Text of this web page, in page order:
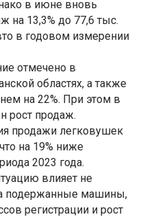
в июне вновь
на 13,3% до 77,6 тыс.
в годовом измерении
отмечено в
областях, а также
на 22%. При этом в
рост продаж.
продажи легковушек
на 19% ниже
2023 года.
влияет не
подержанные машины,
регистрации и рост